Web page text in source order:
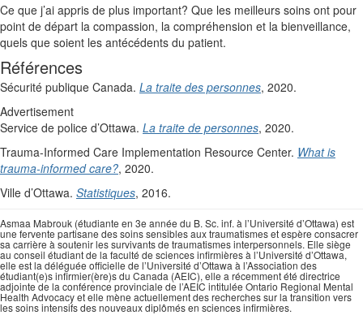
Ce que j’ai appris de plus important? Que les meilleurs soins ont pour
point de départ la compassion, la compréhension et la bienveillance,
quels que soient les antécédents du patient.
Références
Sécurité publique Canada. La traite des personnes, 2020.
Advertisement
Service de police d’Ottawa. La traite de personnes, 2020.
Trauma-Informed Care Implementation Resource Center. What is
trauma-informed care?, 2020.
Ville d’Ottawa. Statistiques, 2016.
Asmaa Mabrouk (étudiante en 3e année du B. Sc. inf. à l’Université d’Ottawa) est
une fervente partisane des soins sensibles aux traumatismes et espère consacrer
sa carrière à soutenir les survivants de traumatismes interpersonnels. Elle siège
au conseil étudiant de la faculté de sciences infirmières à l’Université d’Ottawa,
elle est la déléguée officielle de l’Université d’Ottawa à l’Association des
étudiant(e)s infirmier(ère)s du Canada (AEIC), elle a récemment été directrice
adjointe de la conférence provinciale de l’AEIC intitulée Ontario Regional Mental
Health Advocacy et elle mène actuellement des recherches sur la transition vers
les soins intensifs des nouveaux diplômés en sciences infirmières.